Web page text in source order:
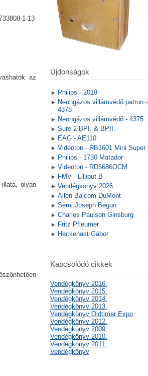
1-13
az
olyan
Újdonságok
Philips - 2019
Neongázos villámvédő patron -
4378
Neongázos villámvédő - 4375
Sure 2 BPI. & BPII.
EAG - AE110
Videoton - RB1601 Mini Super
Philips - 1730 Matador
Videoton - RD5686OCM
FMV - Lilliput B
Vendégkönyv 2026.
Allen Balcom DuMont
Semi Joseph Begun
Charles Paulson Ginsburg
Fritz Pfleumer
Heckenast Gábor
Kapcsolódó cikkek
Vendégkönyv 2016.
Vendégkönyv 2015.
Vendégkönyv 2014.
Vendégkönyv 2013.
Vendégkönyv Oldtimer Expo
Vendégkönyv 2012.
Vendégkönyv 2009.
Vendégkönyv 2010.
Vendégkönyv 2011.
Vendégkönyv